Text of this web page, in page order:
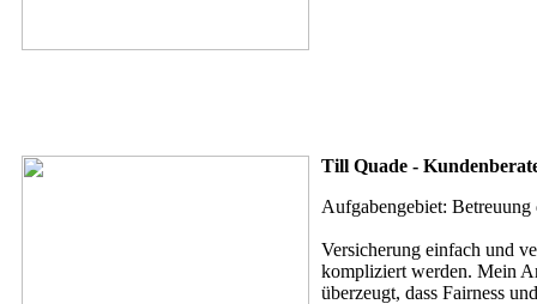
Till Quade -
Aufgabengebiet:
Versicherung einfach und
kompliziert werden. Mein
überzeugt, dass Fairness